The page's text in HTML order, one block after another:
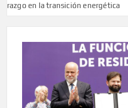
la transición energética